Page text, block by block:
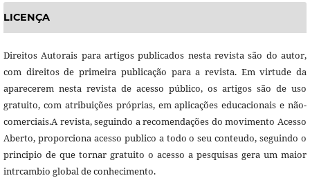
LICENÇA
Direitos Autorais para artigos publicados nesta revista são do autor,
com direitos de primeira publicação para a revista. Em virtude da
aparecerem nesta revista de acesso público, os artigos são de uso
gratuito, com atribuições próprias, em aplicações educacionais e não-
comerciais.A revista, seguindo a recomendações do movimento Acesso
Aberto, proporciona acesso publico a todo o seu conteudo, seguindo o
principio de que tornar gratuito o acesso a pesquisas gera um maior
intrcambio global de conhecimento.